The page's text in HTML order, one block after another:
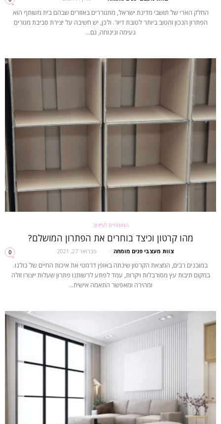
החלק הארי של תושבי מדינת ישראל, מתגוררים באזורים שבהם בית משותף הוא
הפתרון הנכון והטוב ביותר לטובת דיור. ולכן, יש חשיבה על יצירת סביבת מגורים
נעימה ונינוחה, גם...
המומחים לעיצוב
מהו קרטון וכיצד בוחרים את הפתרון המושלם?
צוות מעצבי פנים מומחה - פברואר 27, 2021 0
במובנים רבים, המצאת הקרטון שינתה באופן דרמטי את איכות החיים של כולנו.
במקום תיבות עץ מסורבלות ויקרות, עמד לפתע לרשותנו פתרון שעלות ייצורו זולה
ומהירה ומאפשר התאמה אישית...